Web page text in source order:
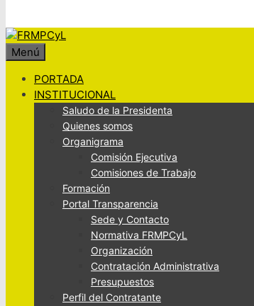
Menú
PORTADA
INSTITUCIONAL
Saludo de la Presidenta
Quienes somos
Organigrama
Comisión Ejecutiva
Comisiones de Trabajo
Formación
Portal Transparencia
Sede y Contacto
Normativa FRMPCyL
Organización
Contratación Administrativa
Presupuestos
Perfil del Contratante